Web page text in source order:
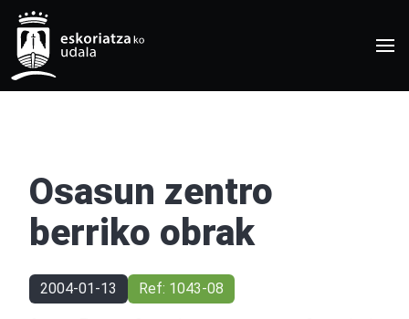
Osasun zentro
berriko obrak
2004-01-13 Ref: 1043-08